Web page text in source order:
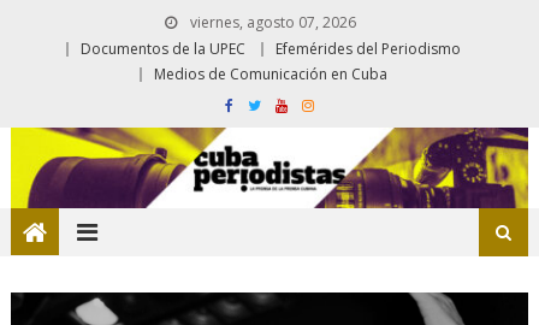
viernes, agosto 07, 2026
Documentos de la UPEC
Efemérides del Periodismo
Medios de Comunicación en Cuba